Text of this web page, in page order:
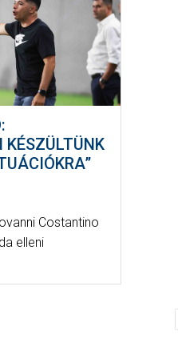
KÉSZÜLTÜNK
Costantino
elleni